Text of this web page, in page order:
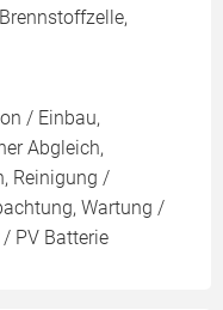
/ Einbau,
Abgleich,
Reinigung /
Wartung /
PV Batterie